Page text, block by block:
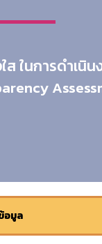
ส ในการดำเนิ
อมูล